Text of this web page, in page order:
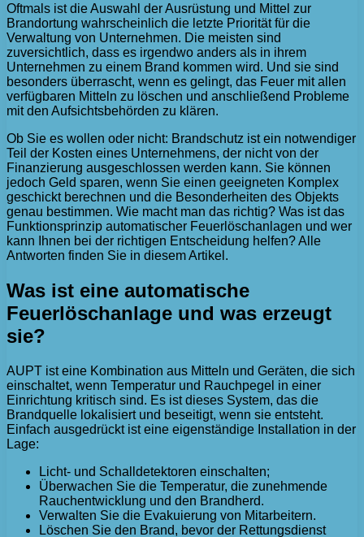
Oftmals ist die Auswahl der Ausrüstung und Mittel zur
Brandortung wahrscheinlich die letzte Priorität für die
Verwaltung von Unternehmen. Die meisten sind
zuversichtlich, dass es irgendwo anders als in ihrem
Unternehmen zu einem Brand kommen wird. Und sie sind
besonders überrascht, wenn es gelingt, das Feuer mit allen
verfügbaren Mitteln zu löschen und anschließend Probleme
mit den Aufsichtsbehörden zu klären.
Ob Sie es wollen oder nicht: Brandschutz ist ein notwendiger
Teil der Kosten eines Unternehmens, der nicht von der
Finanzierung ausgeschlossen werden kann. Sie können
jedoch Geld sparen, wenn Sie einen geeigneten Komplex
geschickt berechnen und die Besonderheiten des Objekts
genau bestimmen. Wie macht man das richtig? Was ist das
Funktionsprinzip automatischer Feuerlöschanlagen und wer
kann Ihnen bei der richtigen Entscheidung helfen? Alle
Antworten finden Sie in diesem Artikel.
Was ist eine automatische
Feuerlöschanlage und was erzeugt
sie?
AUPT ist eine Kombination aus Mitteln und Geräten, die sich
einschaltet, wenn Temperatur und Rauchpegel in einer
Einrichtung kritisch sind. Es ist dieses System, das die
Brandquelle lokalisiert und beseitigt, wenn sie entsteht.
Einfach ausgedrückt ist eine eigenständige Installation in der
Lage:
Licht- und Schalldetektoren einschalten;
Überwachen Sie die Temperatur, die zunehmende
Rauchentwicklung und den Brandherd.
Verwalten Sie die Evakuierung von Mitarbeitern.
Löschen Sie den Brand, bevor der Rettungsdienst